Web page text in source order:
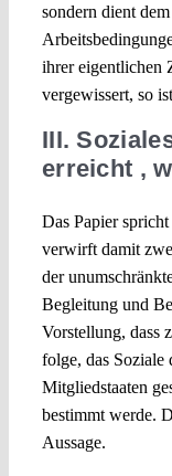
sondern dient
ihrer eigentlichen
vergewissert, so
III.
erreicht ,
Das Papier
verwirft damit
der
Begleitung und
Vorstellung, dass
folge, das Soziale
Mitgliedstaaten
bestimmt werde.
Aussage.